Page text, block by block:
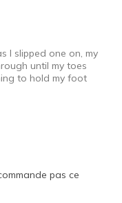
I slipped one on, my
until my toes
to hold my foot
pas ce